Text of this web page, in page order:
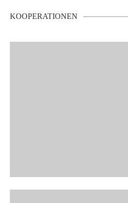
KOOPERATIONEN